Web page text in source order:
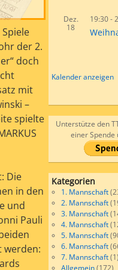
der 2.
doch
mit
–
spielte
Die
in den
und
Pauli
werden:
Dez.
18
19:30-
Kalender anzeigen
Unterstütze den
einer Spende
Kategorien
1. Mannschaft
2. Mannschaft
3. Mannschaft
4. Mannschaft
5. Mannschaft
6. Mannschaft
7. Mannschaft(1)
Allgemein(172)